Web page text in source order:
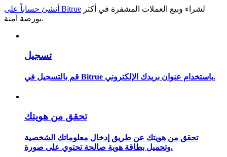
معلومة
تحليل البيانات الضخمة بما في ذلك المعلومات التجارية، وما
مرشد
أنشئ حساباً على Bitrue
بورصة آمنة.
تسجيل
قم بالتسجيل في Bitrue باستخدام عنوان بريدك الإلكتروني.
تحقق من هويتك
تحقق من هويتك عن طريق إدخال معلوماتك الشخصية
وتحميل بطاقة هوية صالحة تحتوي على صورة.